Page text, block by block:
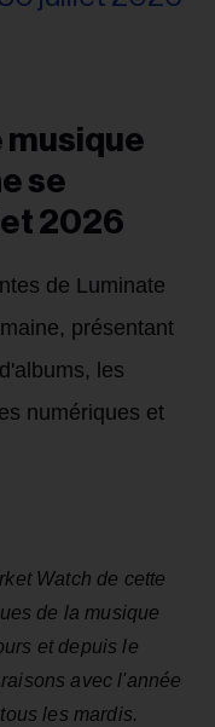
musique
se
2026
de Luminate
présentant
les
numériques et
Watch de cette
de la musique
et depuis le
avec l'année
les mardis.